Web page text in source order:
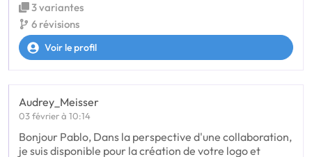
3 variantes
6 révisions
Voir le profil
Audrey_Meisser
03 février à 10:14
Bonjour Pablo, Dans la perspective d'une collaboration,
je suis disponible pour la création de votre logo et